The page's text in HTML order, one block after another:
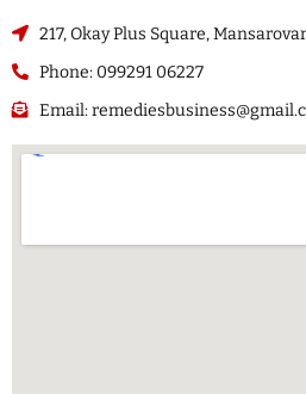
217, Okay Plus Square,
Phone: 099291 06227
Email: